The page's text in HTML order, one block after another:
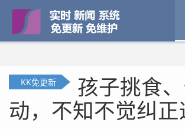
KK免更新
孩子挑食
动，不知不觉纠